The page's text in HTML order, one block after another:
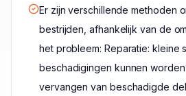
Er zijn verschillende methoden
bestrijden, afhankelijk van de
het probleem: Reparatie: kleine
beschadigingen kunnen
vervangen van beschadigde